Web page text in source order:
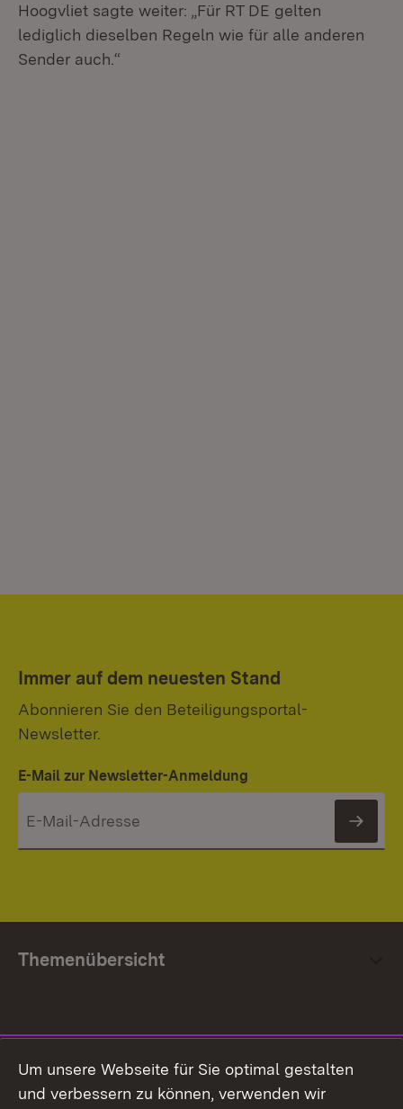
Hoogvliet sagte weiter: „Für RT DE gelten
lediglich dieselben Regeln wie für alle anderen
Sender auch.“
Immer auf dem neuesten Stand
Abonnieren Sie den Beteiligungsportal-
Newsletter.
E-Mail zur Newsletter-Anmeldung
Themenübersicht
Facebook
Um unsere Webseite für Sie optimal gestalten
und verbessern zu können, verwenden wir